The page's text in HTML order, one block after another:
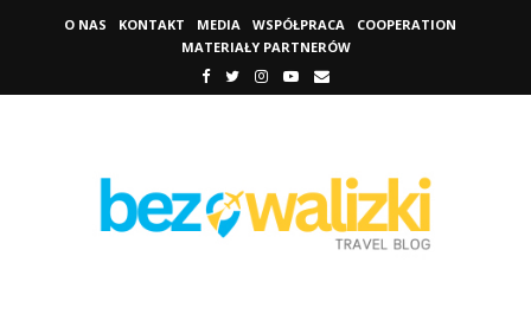
O NAS KONTAKT MEDIA WSPÓŁPRACA
COOPERATION
MATERIAŁY PARTNERÓW